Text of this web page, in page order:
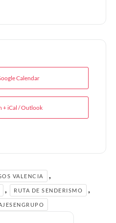
Calendar
+ iCal / Outlook
VALENCIA ,
, RUTA DE SENDERISMO ,